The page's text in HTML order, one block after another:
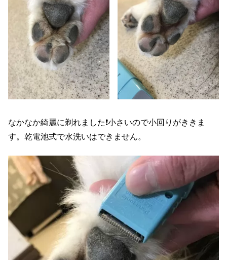
なかなか綺麗に剃れました❗️小さいので小回りがききま
す。乾電池式で水洗いはできません。